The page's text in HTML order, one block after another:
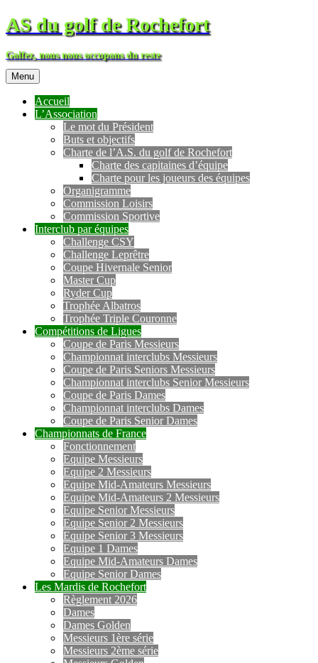
AS du golf de Rochefort
Golfez, nous nous occupons du reste
Menu
Accueil
L’Association
Le mot du Président
Buts et objectifs
Charte de l’A.S. du golf de Rochefort
Charte des capitaines d’équipe
Charte pour les joueurs des équipes
Organigramme
Commission Loisirs
Commission Sportive
Interclub par équipes
Challenge CSY
Challenge Leprêtre
Coupe Hivernale Senior
Master Cup
Ryder Cup
Trophée Albatros
Trophée Triple Couronne
Compétitions de Ligues
Coupe de Paris Messieurs
Championnat interclubs Messieurs
Coupe de Paris Seniors Messieurs
Championnat interclubs Senior Messieurs
Coupe de Paris Dames
Championnat interclubs Dames
Coupe de Paris Senior Dames
Championnats de France
Fonctionnement
Equipe Messieurs
Equipe 2 Messieurs
Equipe Mid-Amateurs Messieurs
Equipe Mid-Amateurs 2 Messieurs
Equipe Senior Messieurs
Equipe Senior 2 Messieurs
Equipe Senior 3 Messieurs
Equipe 1 Dames
Equipe Mid-Amateurs Dames
Equipe Senior Dames
Les Mardis de Rochefort
Règlement 2026
Dames
Dames Golden
Messieurs 1ère série
Messieurs 2ème série